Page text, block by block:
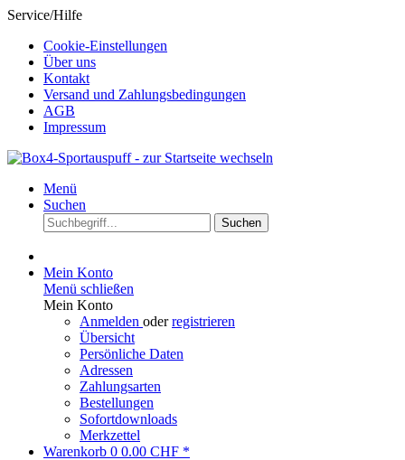
Service/Hilfe
Cookie-Einstellungen
Über uns
Kontakt
Versand und Zahlungsbedingungen
AGB
Impressum
Menü
Suchen
Suchen
Mein Konto
Menü schließen
Mein Konto
Anmelden oderregistrieren
Übersicht
Persönliche Daten
Adressen
Zahlungsarten
Bestellungen
Sofortdownloads
Merkzettel
Warenkorb 0 0.00 CHF *